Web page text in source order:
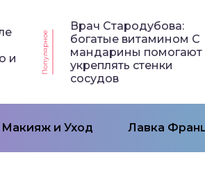
и
Популярное
Врач Стародубова:
богатые витамином С
мандарины помогают
укреплять стенки
сосудов
Макияж и Уход Лавка